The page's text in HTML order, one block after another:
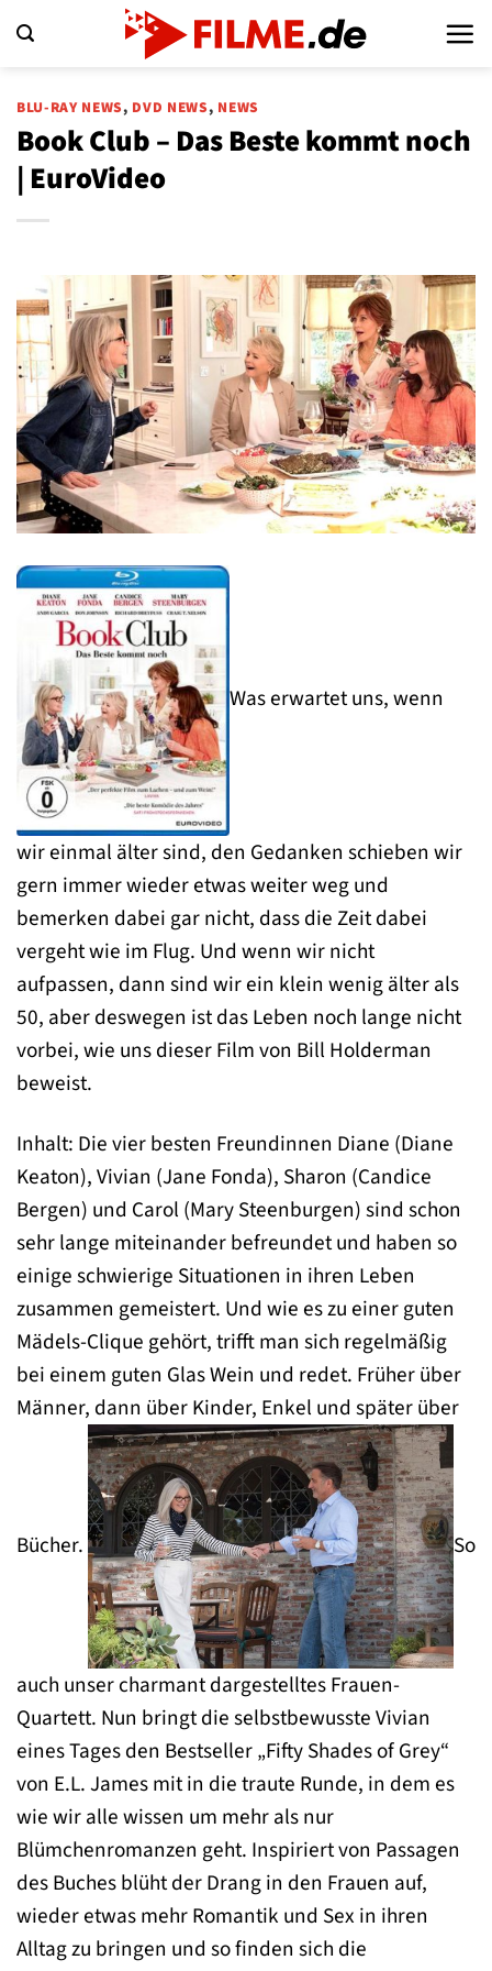
Inhalt
BLU-RAY NEWS, DVD NEWS, NEWS
Book Club – Das Beste kommt noch
| EuroVideo
Was erwartet uns, wenn
wir einmal älter sind, den Gedanken schieben wir
gern immer wieder etwas weiter weg und
bemerken dabei gar nicht, dass die Zeit dabei
vergeht wie im Flug. Und wenn wir nicht
aufpassen, dann sind wir ein klein wenig älter als
50, aber deswegen ist das Leben noch lange nicht
vorbei, wie uns dieser Film von Bill Holderman
beweist.
Inhalt: Die vier besten Freundinnen Diane (Diane
Keaton), Vivian (Jane Fonda), Sharon (Candice
Bergen) und Carol (Mary Steenburgen) sind schon
sehr lange miteinander befreundet und haben so
einige schwierige Situationen in ihren Leben
zusammen gemeistert. Und wie es zu einer guten
Mädels-Clique gehört, trifft man sich regelmäßig
bei einem guten Glas Wein und redet. Früher über
Männer, dann über Kinder, Enkel und später über
Bücher. So
auch unser charmant dargestelltes Frauen-
Quartett. Nun bringt die selbstbewusste Vivian
eines Tages den Bestseller „Fifty Shades of Grey“
von E.L. James mit in die traute Runde, in dem es
wie wir alle wissen um mehr als nur
Blümchenromanzen geht. Inspiriert von Passagen
des Buches blüht der Drang in den Frauen auf,
wieder etwas mehr Romantik und Sex in ihren
Alltag zu bringen und so finden sich die